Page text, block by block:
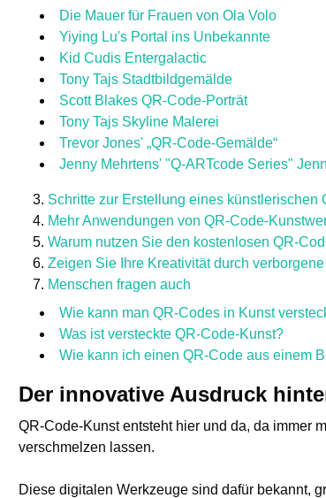
Die Mauer für Frauen von Ola Volo
Yiying Lu's Portal ins Unbekannte
Kid Cudis Entergalactic
Tony Tajs Stadtbildgemälde
Scott Blakes QR-Code-Porträt
Tony Tajs Skyline Malerei
Trevor Jones' „QR-Code-Gemälde“
Jenny Mehrtens' "Q-ARTcode Series"
Schritte zur Erstellung eines künstlerischen
Mehr Anwendungen von QR-Code-
Warum nutzen Sie den kostenlosen QR-
Zeigen Sie Ihre Kreativität durch
Menschen fragen auch
Wie kann man QR-Codes in Kunst
Was ist versteckte QR-Code-Kunst?
Wie kann ich einen QR-Code aus einem
Der innovative Ausdruck
QR-Code-Kunst entsteht hier und da, da immer
verschmelzen lassen.
Diese digitalen Werkzeuge sind dafür bekannt,